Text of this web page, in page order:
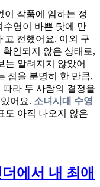
이 작품에 임하는 정
수영이 바쁜 탓에 만
고 전했어요. 이외 구
인되지 않은 상태로,
는 알려지지 않았어
점을 분명히 한 만큼,
라 두 사람의 결정을
어요. 소녀시대 수영
도 아직 나오지 않은
에서 내 최애